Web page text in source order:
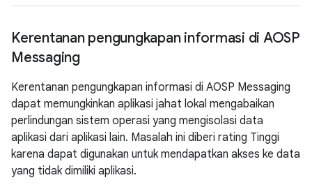
Kerentanan pengungkapan informasi di AOSP
Messaging
Kerentanan pengungkapan informasi di AOSP Messaging
dapat memungkinkan aplikasi jahat lokal mengabaikan
perlindungan sistem operasi yang mengisolasi data
aplikasi dari aplikasi lain. Masalah ini diberi rating Tinggi
karena dapat digunakan untuk mendapatkan akses ke data
yang tidak dimiliki aplikasi.